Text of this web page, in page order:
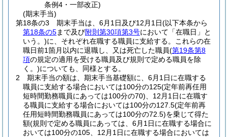
条例4・一部改正)
(期末手当)
第18条の3
期末手当は、6月1日及び12月1日(以下本条から
第18条の5まで及び附則第30項第3号において「在職日」と
いう。)に、それぞれ在職する職員に支給する。
これらの在
職日前1箇月以内に退職し、又は死亡した職員(第19条第8
項の規定の適用を受ける職員及び規則で定める職員を除
く。)についても、同様とする。
2
期末手当の額は、期末手当基礎額に、6月1日に在職する
職員に支給する場合においては100分の125(定年前再任用
短時間勤務職員にあっては100分の70) 、12月1日に在職す
る職員に支給する場合においては100分の127.5(定年前再
任用短時間勤務職員にあっては100分の72.5)を乗じて得た
額(規則で定める職員にあっては、6月1日に在職する場合に
おいては100分の105、12月1日に在職する場合においては